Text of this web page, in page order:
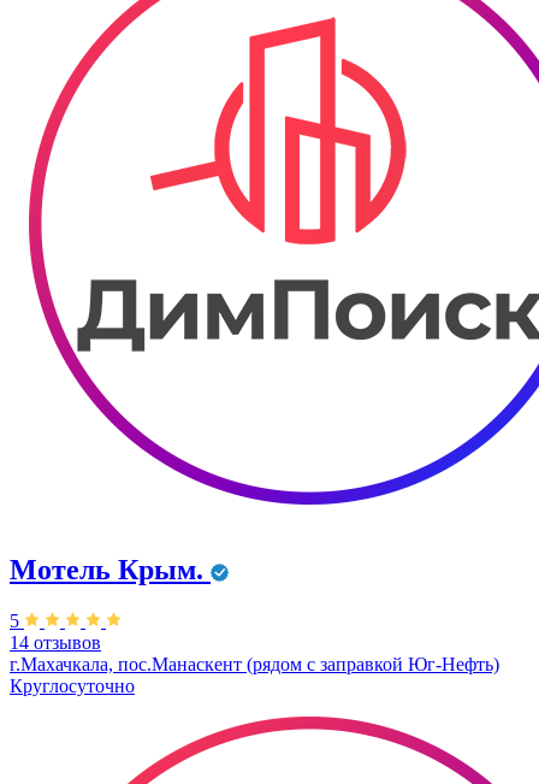
Мотель Крым.
5
14 отзывов
г.Махачкала, пос.Манаскент (рядом с заправкой Юг-Нефть)
Круглосуточно